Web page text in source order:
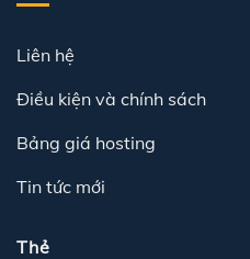
Liên hệ
Điều kiện và chính sách
Bảng giá hosting
Tin tức mới
Thẻ